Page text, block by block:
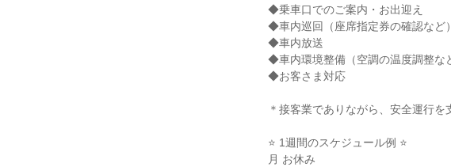
◆乗車口でのご案内・お出迎え
◆車内巡回（座席指定券の確認など）
◆車内放送
◆車内環境整備（空調の温度調整な
◆お客さま対応
＊接客業でありながら、安全運行を
⭐ 1週間のスケジュール例 ⭐
月 お休み